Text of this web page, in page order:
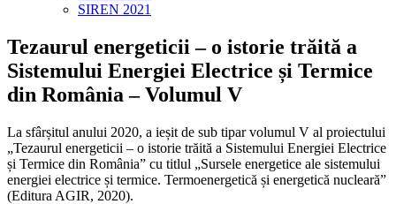
SIREN 2021
Tezaurul energeticii – o istorie trăită a
Sistemului Energiei Electrice și Termice
din România – Volumul V
La sfârșitul anului 2020, a ieșit de sub tipar volumul V al proiectului
„Tezaurul energeticii – o istorie trăită a Sistemului Energiei Electrice
și Termice din România” cu titlul „Sursele energetice ale sistemului
energiei electrice și termice. Termoenergetică și energetică nucleară”
(Editura AGIR, 2020).